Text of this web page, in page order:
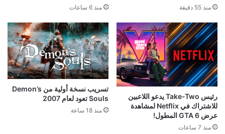
منذ 55 دقيقة منذ 6 ساعات
رئيس Take-Two يدعو اللاعبين
للاشتراك في Netflix لمشاهدة
عرض GTA 6 المطول!
منذ 7 ساعات
تسريب نسخة أولية من Demon’s
Souls تعود لعام 2007
منذ 18 ساعة